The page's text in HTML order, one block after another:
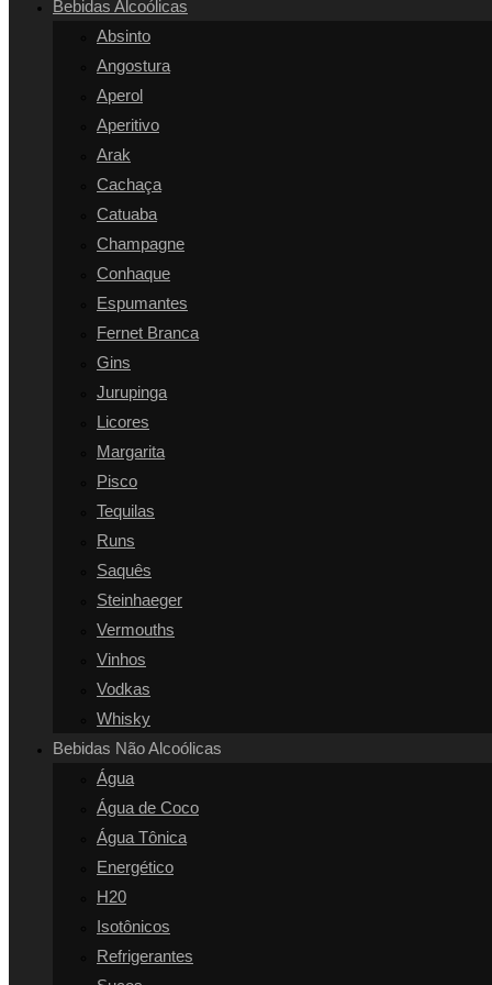
Bebidas Alcoólicas
Absinto
Angostura
Aperol
Aperitivo
Arak
Cachaça
Catuaba
Champagne
Conhaque
Espumantes
Fernet Branca
Gins
Jurupinga
Licores
Margarita
Pisco
Tequilas
Runs
Saquês
Steinhaeger
Vermouths
Vinhos
Vodkas
Whisky
Bebidas Não Alcoólicas
Água
Água de Coco
Água Tônica
Energético
H20
Isotônicos
Refrigerantes